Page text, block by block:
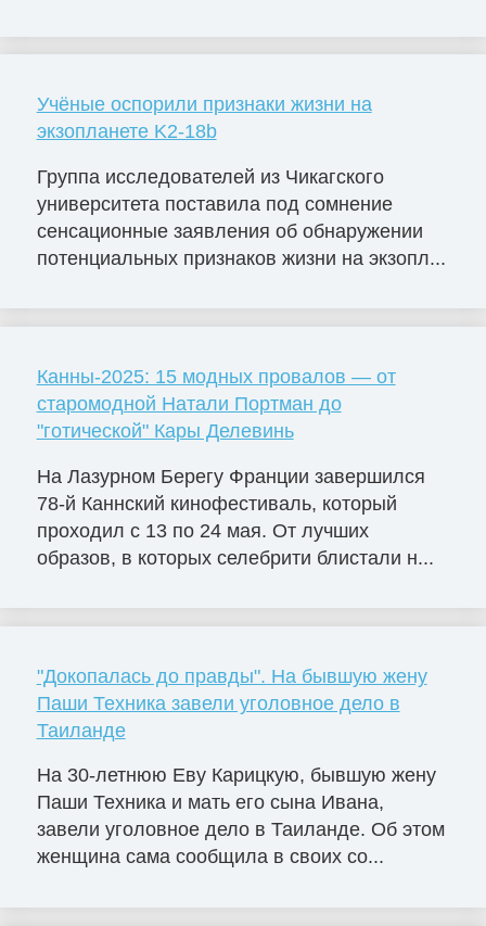
Учёные оспорили признаки жизни на
экзопланете K2-18b
Группа исследователей из Чикагского
университета поставила под сомнение
сенсационные заявления об обнаружении
потенциальных признаков жизни на экзопл...
Канны-2025: 15 модных провалов — от
старомодной Натали Портман до
"готической" Кары Делевинь
На Лазурном Берегу Франции завершился
78-й Каннский кинофестиваль, который
проходил с 13 по 24 мая. От лучших
образов, в которых селебрити блистали н...
"Докопалась до правды". На бывшую жену
Паши Техника завели уголовное дело в
Таиланде
На 30-летнюю Еву Карицкую, бывшую жену
Паши Техника и мать его сына Ивана,
завели уголовное дело в Таиланде. Об этом
женщина сама сообщила в своих со...